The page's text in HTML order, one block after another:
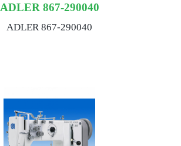
ADLER 867-290040
ADLER 867-290040